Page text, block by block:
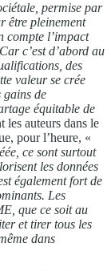
permise par
être pleinement
compte l’impact
c’est d’abord au
des
valeur se crée
gains de
équitable de
les auteurs dans le
pour l’heure, «
ce sont surtout
les données
également fort de
Les
que ce soit au
et tirer tous les
dans